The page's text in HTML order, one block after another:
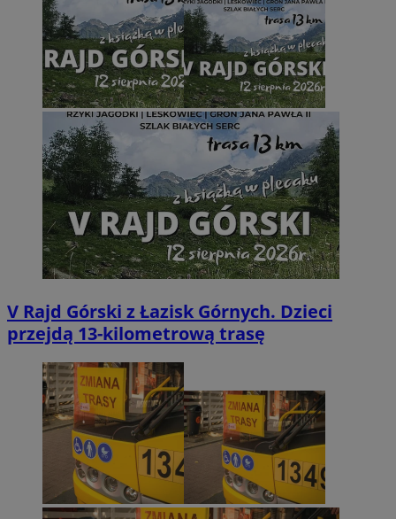
V Rajd Górski z Łazisk Górnych. Dzieci
przejdą 13-kilometrową trasę